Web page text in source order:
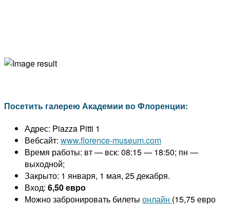
Посетить галерею Академии во Флоренции:
Адрес: Piazza Pitti 1
Вебсайт: www.florence-museum.com
Время работы: вт — вск: 08:15 — 18:50; пн —
выходной;
Закрыто: 1 января, 1 мая, 25 декабря.
Вход: 6,50 евро
Можно забронировать билеты онлайн (15,75 евро